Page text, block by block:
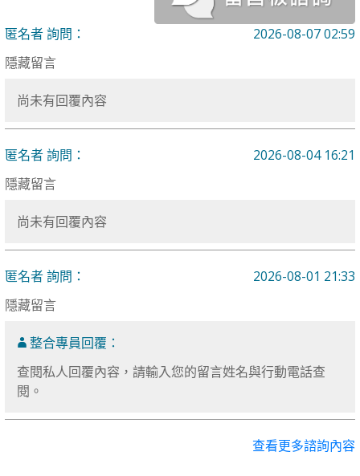
匿名者 詢問：
2026-08-07 02:59
隱藏留言
尚未有回覆內容
匿名者 詢問：
2026-08-04 16:21
隱藏留言
尚未有回覆內容
匿名者 詢問：
2026-08-01 21:33
隱藏留言
整合專員回覆：
查閱私人回覆內容，請輸入您的留言姓名與行動電話查
閱。
查看更多諮詢內容